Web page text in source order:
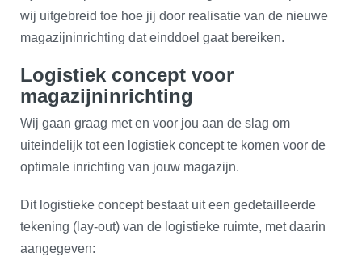
wij uitgebreid toe hoe jij door realisatie van de nieuwe
magazijninrichting dat einddoel gaat bereiken.
Logistiek concept voor
magazijninrichting
Wij gaan graag met en voor jou aan de slag om
uiteindelijk tot een logistiek concept te komen voor de
optimale inrichting van jouw magazijn.
Dit logistieke concept bestaat uit een gedetailleerde
tekening (lay-out) van de logistieke ruimte, met daarin
aangegeven: